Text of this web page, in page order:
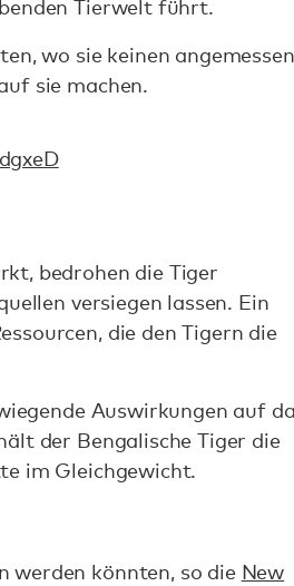
Tierwelt führt.
wo sie keinen
sie machen.
bedrohen die Tiger
versiegen lassen. Ein
die den Tigern die
Auswirkungen auf
der Bengalische Tiger die
im Gleichgewicht.
werden könnten, so die New